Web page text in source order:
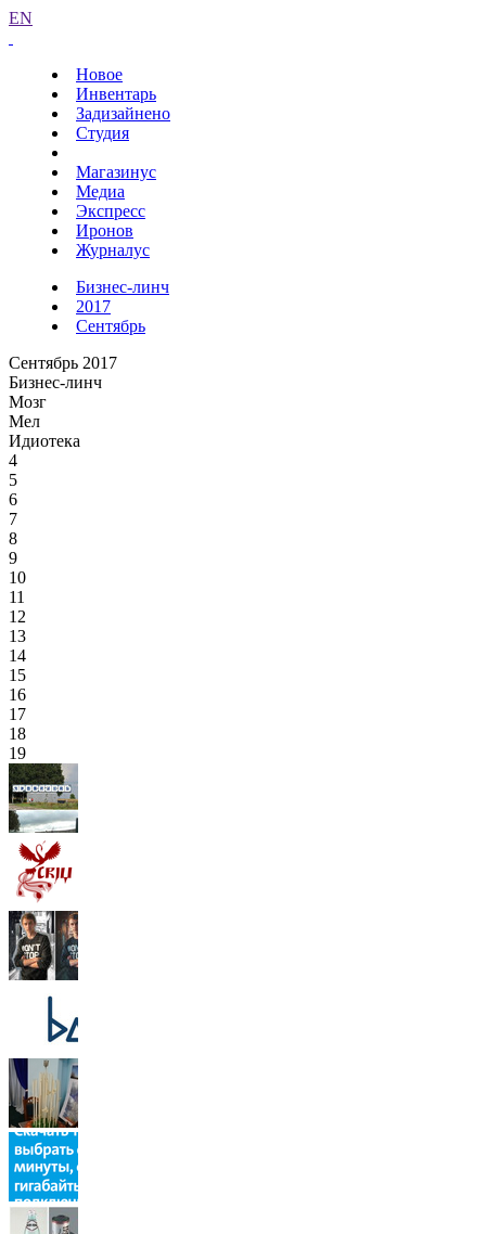
EN
Новое
Инвентарь
Задизайнено
Студия
Магазинус
Медиа
Экспресс
Иронов
Журналус
Бизнес-линч
2017
Сентябрь
Сентябрь 2017
Бизнес-линч
Мозг
Мел
Идиотека
4
5
6
7
8
9
10
11
12
13
14
15
16
17
18
19